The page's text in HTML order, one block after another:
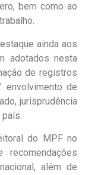
bem como ao
ainda aos
adotados nesta
de registros
envolvimento de
jurisprudência
do MPF no
recomendações
além de